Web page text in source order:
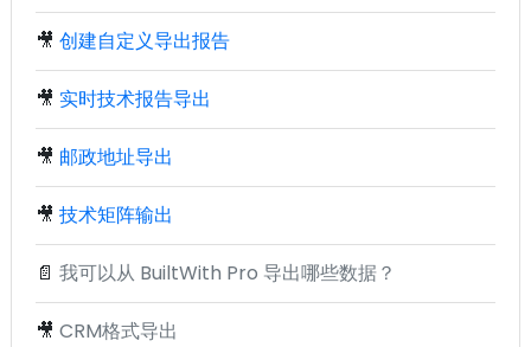
🎥 创建自定义导出报告
🎥 实时技术报告导出
🎥 邮政地址导出
🎥 技术矩阵输出
📄 我可以从 BuiltWith Pro 导出哪些数据？
🎥 CRM格式导出